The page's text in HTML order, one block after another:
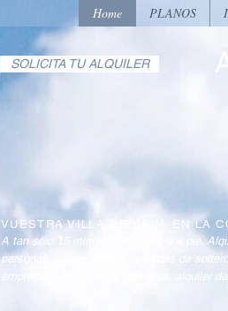
Home PLANOS
SOLICITA TU ALQUILER
VUESTRA VILLA PRIVADA EN LA
A tan sólo 15 minutos de la playa a pie.
personal, alquiler para despedidas de
empresas...Máximo 30 personas. alquiler